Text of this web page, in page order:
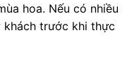
hoa. Nếu có nhiều
khách trước khi thực